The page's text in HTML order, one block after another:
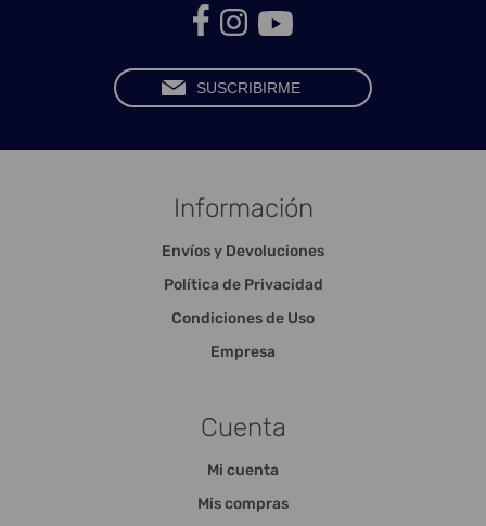
Información
Envíos y Devoluciones
Política de Privacidad
Condiciones de Uso
Empresa
Cuenta
Mi cuenta
Mis compras